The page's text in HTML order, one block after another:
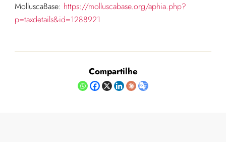
MolluscaBase: https://molluscabase.org/aphia.php?
p=taxdetails&id=1288921
Compartilhe